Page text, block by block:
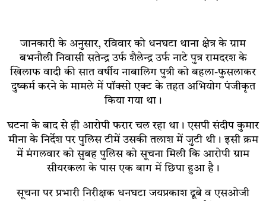
जानकारी के अनुसार, रविवार को धनघटा थाना क्षेत्र के ग्राम
बभनौली निवासी सतेन्द्र उर्फ शैलेन्द्र उर्फ नाटे पुत्र रामदरश के
खिलाफ वादी की सात वर्षीय नाबालिग पुत्री को बहला-फुसलाकर
दुष्कर्म करने के मामले में पॉक्सो एक्ट के तहत अभियोग पंजीकृत
किया गया था।
घटना के बाद से ही आरोपी फरार चल रहा था। एसपी संदीप कुमार
मीना के निर्देश पर पुलिस टीमें उसकी तलाश में जुटी थी। इसी क्रम
में मंगलवार को सुबह पुलिस को सूचना मिली कि आरोपी ग्राम
सीयरकला के पास एक बाग में छिपा हुआ है।
सूचना पर प्रभारी निरीक्षक धनघटा जयप्रकाश दूबे व एसओजी